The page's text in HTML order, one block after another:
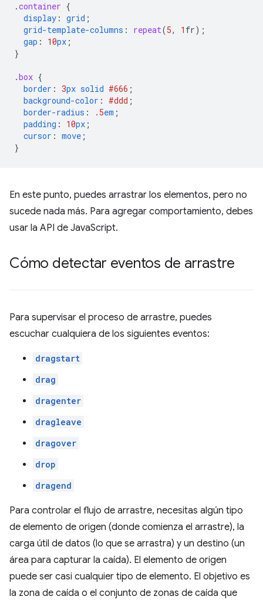
.container {
display : grid ;
grid-template-columns : repeat(5, 1 fr);
gap : 10px ;
}
.box {
border : 3px solid #666 ;
background-color : #ddd ;
border-radius : .5em ;
padding : 10px ;
cursor : move ;
}
En este punto, puedes arrastrar los elementos, pero no
sucede nada más. Para agregar comportamiento, debes
usar la API de JavaScript.
Cómo detectar eventos de arrastre
Para supervisar el proceso de arrastre, puedes
escuchar cualquiera de los siguientes eventos:
dragstart
drag
dragenter
dragleave
dragover
drop
dragend
Para controlar el flujo de arrastre, necesitas algún tipo
de elemento de origen (donde comienza el arrastre), la
carga útil de datos (lo que se arrastra) y un destino (un
área para capturar la caída). El elemento de origen
puede ser casi cualquier tipo de elemento. El objetivo es
la zona de caída o el conjunto de zonas de caída que